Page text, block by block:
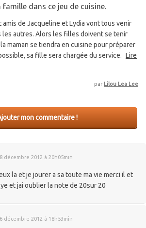
famille dans ce jeu de cuisine.
amis de Jacqueline et Lydia vont tous venir
les autres. Alors les filles doivent se tenir
maman se tiendra en cuisine pour préparer
sa fille sera chargée du service. Lire
par Lilou Lea Lee
mon commentaire !
décembre 2012 à 20h05min
la et je jourer a sa toute ma vie merci il et
et jai oublier la note de 20sur 20
décembre 2012 à 18h53min